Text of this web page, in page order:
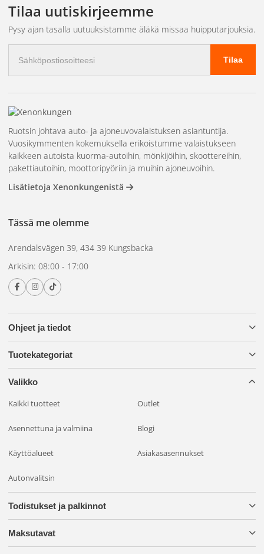
ja sivumerkkivalorakenne parantaa ajoneuvon näkyvyyttä ja
siten liikenneturvallisuutta. Kompakti koko ja IP67-luokitus
tekevät siitä ihanteellisen käytettäväksi vaativissa
Helppo asennus ja kestävä rakenne takaavat pitkän
käyttöiän ja vähentävät tarvetta vaihtaa valoja usein.
intensiteetin LED-valon ansiosta.
Kompakti ja vankka rakenne, joka kestää vaativia
työolosuhteita.
IP67-luokitus maksimaalista suojaa vettä ja pölyä vastaan.
Helppo asennus erilaisiin 24V ajoneuvoihin
suorituskykyä ja luotettavuutta
Volt: 24V
Valonlähde:LED, 3kpl
Vaalea väri:
Valtuutus:
Koko (LxSxK):
Takuu:5 vuotta
Tilaa uutiskirjeemme
Pysy ajan tasalla uutuuksistamme äläkä missaa huipputarjouksia.
Tilaa
Ohjeet ja tiedot
Tuotekategoriat
Valikko
Kaikki tuotteet Outlet
Asennettuna ja valmiina Blogi
Käyttöalueet Asiakasasennukset
Autonvalitsin
Ruotsin johtava auto- ja ajoneuvovalaistuksen asiantuntija.
Vuosikymmenten kokemuksella erikoistumme valaistukseen
kaikkeen autoista kuorma-autoihin, mönkijöihin, skoottereihin,
pakettiautoihin, moottoripyöriin ja muihin ajoneuvoihin.
Lisätietoja Xenonkungenistä
Tässä me olemme
Arendalsvägen 39, 434 39 Kungsbacka
Arkisin: 08:00 - 17:00
Todistukset ja palkinnot
Maksutavat